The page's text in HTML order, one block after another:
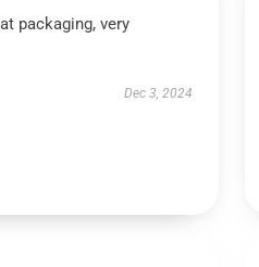
packaging, very
Dec 3, 2024